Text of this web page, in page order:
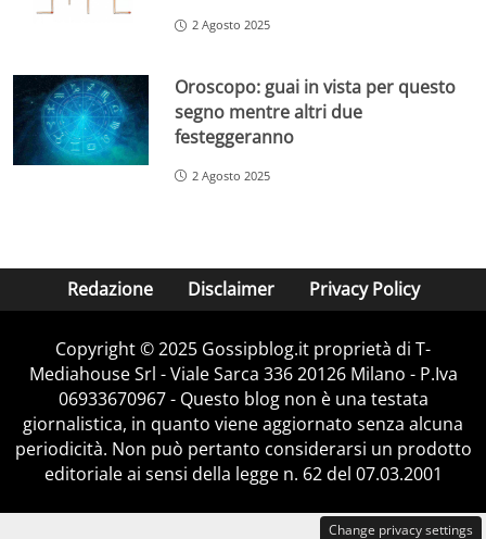
2 Agosto 2025
Oroscopo: guai in vista per questo
segno mentre altri due
festeggeranno
2 Agosto 2025
Redazione Disclaimer Privacy Policy
Copyright © 2025 Gossipblog.it proprietà di T-
Mediahouse Srl - Viale Sarca 336 20126 Milano - P.Iva
06933670967 - Questo blog non è una testata
giornalistica, in quanto viene aggiornato senza alcuna
periodicità. Non può pertanto considerarsi un prodotto
editoriale ai sensi della legge n. 62 del 07.03.2001
Change privacy settings